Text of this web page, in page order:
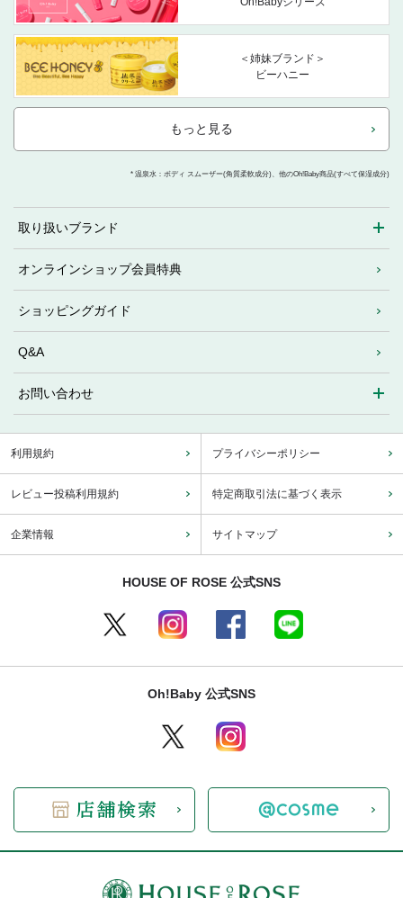
＜姉妹ブランド＞
ビーハニー
もっと見る
* 温泉水：ボディ スムーザー(角質柔軟成分)、他のOh!Baby商品(すべて保湿成分)
取り扱いブランド
オンラインショップ会員特典
ショッピングガイド
Q&A
お問い合わせ
利用規約 プライバシーポリシー
レビュー投稿利用規約 特定商取引法に基づく表示
企業情報 サイトマップ
HOUSE OF ROSE 公式SNS
Oh!Baby 公式SNS